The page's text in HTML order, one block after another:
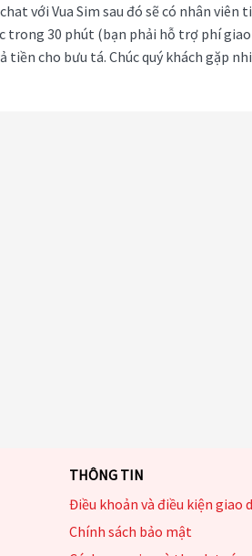
với Vua Sim sau đó sẽ có nhân viên
trong 30 phút (bạn phải hỗ trợ phí
cho bưu tá. Chúc quý khách gặp
THÔNG TIN
Điều khoản và điều kiện giao
Chính sách bảo mật